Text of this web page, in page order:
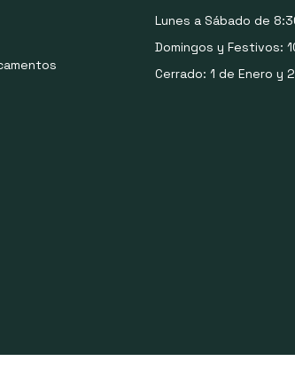
Lunes a Sábado de
Domingos y Festivos:
Cerrado: 1 de Enero y